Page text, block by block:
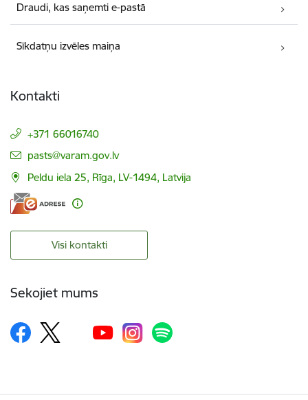
Draudi, kas saņemti e-pastā
Sīkdatņu izvēles maiņa
Kontakti
+371 66016740
E-pasts:
pasts@varam.gov.lv
Peldu iela 25, Rīga, LV-1494, Latvija
Visi kontakti
Sekojiet mums